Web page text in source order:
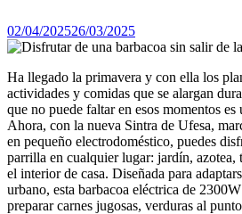
02/04/202526/03/2025
Ha llegado la primavera y con ella los
actividades y comidas que se alargan
que no puede faltar en esos momentos es
Ahora, con la nueva Sintra de Ufesa,
en pequeño electrodoméstico, puedes
parrilla en cualquier lugar: jardín, azotea,
el interior de casa. Diseñada para
urbano, esta barbacoa eléctrica de
preparar carnes jugosas, verduras al